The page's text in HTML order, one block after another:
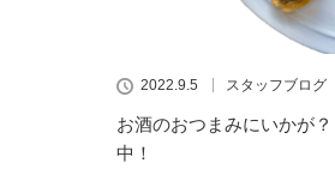
2022.9.5 スタッフブログ
お酒のおつまみにいかが
中！